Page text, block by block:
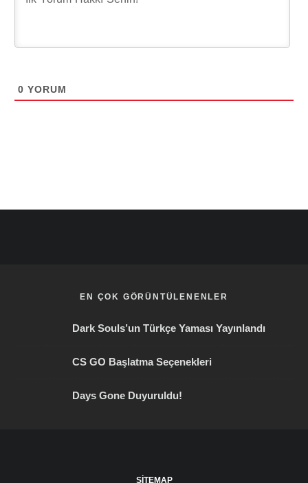
0 YORUM
EN ÇOK GÖRÜNTÜLENENLER
Dark Souls’un Türkçe Yaması Yayınlandı
CS GO Başlatma Seçenekleri
Days Gone Duyuruldu!
SITEMAP